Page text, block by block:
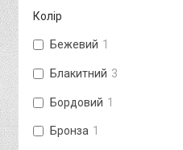
Колір
Бежевий 1
Блакитний 3
Бордовий 1
Бронза 1